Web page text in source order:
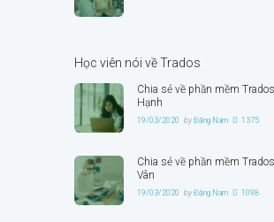
Học viên nói về Trados
Chia sẻ về phần mềm
Hạnh
19/03/2020 byĐặng Nam 1375
Chia sẻ về phần mềm
Vân
19/03/2020 byĐặng Nam 1098